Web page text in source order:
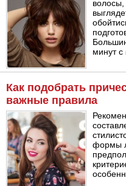
минут
Как подобрать
важные правила
формы